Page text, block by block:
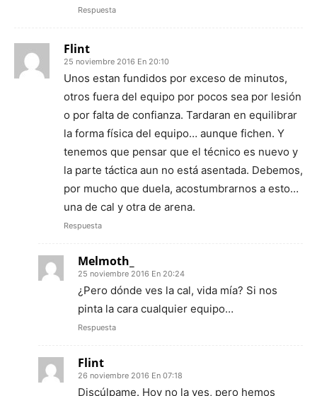
Respuesta
Flint
25 noviembre 2016 En 20:10
Unos estan fundidos por exceso de minutos,
otros fuera del equipo por pocos sea por lesión
o por falta de confianza. Tardaran en equilibrar
la forma física del equipo… aunque fichen. Y
tenemos que pensar que el técnico es nuevo y
la parte táctica aun no está asentada. Debemos,
por mucho que duela, acostumbrarnos a esto…
una de cal y otra de arena.
Respuesta
Melmoth_
25 noviembre 2016 En 20:24
¿Pero dónde ves la cal, vida mía? Si nos
pinta la cara cualquier equipo…
Respuesta
Flint
26 noviembre 2016 En 07:18
Discúlpame. Hoy no la ves, pero hemos